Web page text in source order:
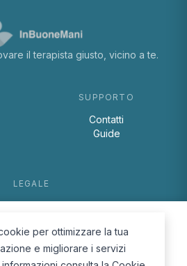
il terapista giusto, vicino a te.
SUPPORTO
Contatti
Guide
LEGALE
Cookie Policyper ottimizzare la tua
e migliorare i servizi